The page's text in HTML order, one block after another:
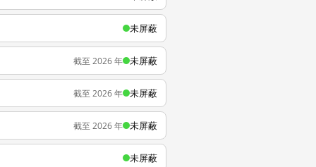
未屏蔽
截至 2026 年 未屏蔽
截至 2026 年 未屏蔽
截至 2026 年 未屏蔽
未屏蔽